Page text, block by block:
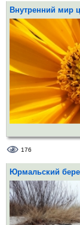
Внутренний мир
176
Юрмальский